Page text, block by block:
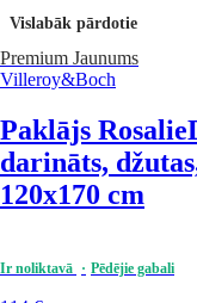
Vislabāk pārdotie
Premium Jaunums
Villeroy&Boch
Paklājs Rosalie
darināts,
120x170 cm
Ir noliktavā Pēdējie gabali